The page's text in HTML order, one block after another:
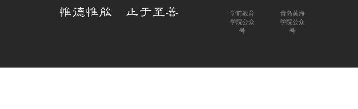
学前教育
学院公众
号
青岛黄海
学院公众
号